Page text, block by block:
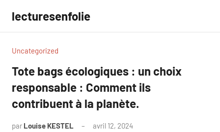
contenu
lecturesenfolie
Uncategorized
Tote bags écologiques : un choix
responsable : Comment ils
contribuent à la planète.
par Louise KESTEL avril 12, 2024